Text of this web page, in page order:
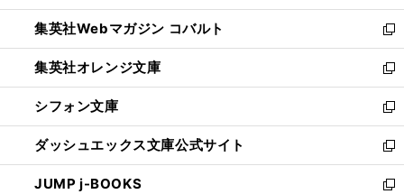
開
く
ウ
で
開
く
ン
ド
ウ
で
開
く
ウ
ィ
ン
ド
ウ
で
開
く
集英社Webマガジン コバルト
新
し
い
ウ
ィ
ン
ド
ウ
で
集英社オレンジ文庫
新
し
い
ウ
ィ
ン
ド
シフォン文庫
新
し
い
ウ
ィ
ダッシュエックス文庫公式サイト
新
し
い
JUMP j-BOOKS
新